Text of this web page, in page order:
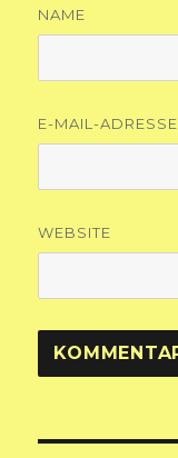
NAME
E-MAIL-ADRESSE
WEBSITE